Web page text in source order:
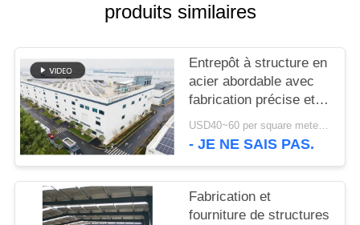
CAS
PLAN
DU
SITE
POLITIQUE
produits similaires
Entrepôt à structure en
acier abordable avec
fabrication précise et
solution de livraison
unique
USD40~60 per square meter MOQ:1000 sqm
- JE NE SAIS PAS.
Fabrication et
fourniture de structures